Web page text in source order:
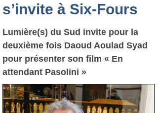
s’invite à Six-Fours
Lumière(s) du Sud invite pour la
deuxième fois Daoud Aoulad Syad
pour présenter son film « En
attendant Pasolini »